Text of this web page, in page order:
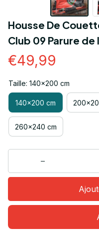
Housse De
Club 09 Parure
€49,99
Taille: 140x200 cm
140x200 cm
260x240 cm